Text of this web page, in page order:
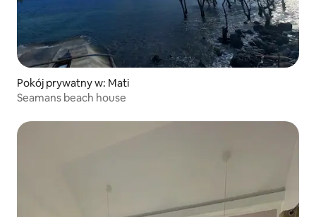
Pokój prywatny w: Mati
Seamans beach house